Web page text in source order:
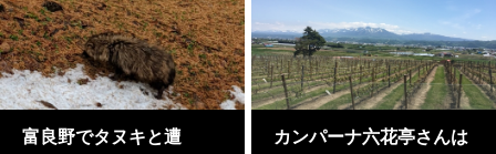
富良野でタヌキと遭
カンパーナ六花亭さんは